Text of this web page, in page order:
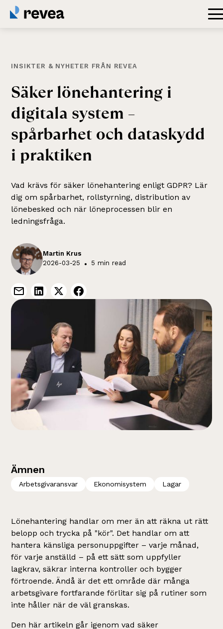
INSIKTER & NYHETER FRÅN REVEA
Säker lönehantering i
digitala system –
spårbarhet och dataskydd
i praktiken
Vad krävs för säker lönehantering enligt GDPR? Lär
dig om spårbarhet, rollstyrning, distribution av
lönebesked och när löneprocessen blir en
ledningsfråga.
Martin Krus
2026-03-25
• 5 min read
Ämnen
Arbetsgivaransvar Ekonomisystem Lagar
Lönehantering handlar om mer än att räkna ut rätt
belopp och trycka på "kör". Det handlar om att
hantera känsliga personuppgifter – varje månad,
för varje anställd – på ett sätt som uppfyller
lagkrav, säkrar interna kontroller och bygger
förtroende. Ändå är det ett område där många
arbetsgivare fortfarande förlitar sig på rutiner som
inte håller när de väl granskas.
Den här artikeln går igenom vad säker